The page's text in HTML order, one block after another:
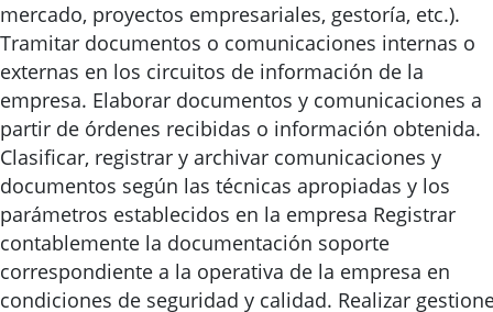
mercado, proyectos empresariales, gestoría, etc.).
Tramitar documentos o comunicaciones internas o
externas en los circuitos de información de la
empresa. Elaborar documentos y comunicaciones a
partir de órdenes recibidas o información obtenida.
Clasificar, registrar y archivar comunicaciones y
documentos según las técnicas apropiadas y los
parámetros establecidos en la empresa Registrar
contablemente la documentación soporte
correspondiente a la operativa de la empresa en
condiciones de seguridad y calidad. Realizar